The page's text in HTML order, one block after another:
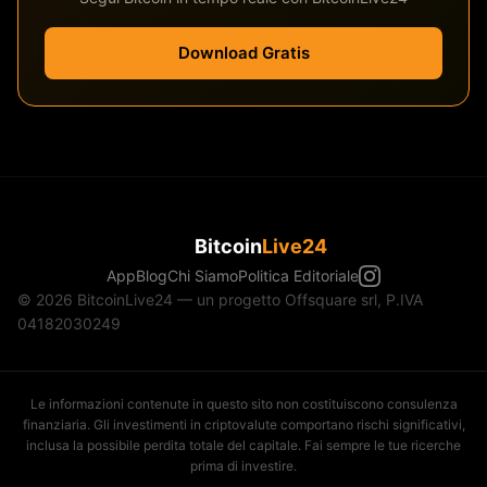
Download Gratis
BitcoinLive24
AppBlogChi SiamoPolitica Editoriale
© 2026 BitcoinLive24 — un progetto Offsquare srl, P.IVA
04182030249
Le informazioni contenute in questo sito non costituiscono consulenza
finanziaria. Gli investimenti in criptovalute comportano rischi significativi,
inclusa la possibile perdita totale del capitale. Fai sempre le tue ricerche
prima di investire.